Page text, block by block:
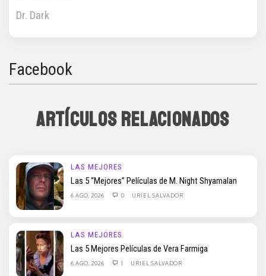
Dr. Dark
Facebook
ARTÍCULOS RELACIONADOS
LAS MEJORES
Las 5 “Mejores” Películas de M. Night Shyamalan
6 AGO, 2026 0 URIEL SALVADOR
LAS MEJORES
Las 5 Mejores Películas de Vera Farmiga
6 AGO, 2026 1 URIEL SALVADOR